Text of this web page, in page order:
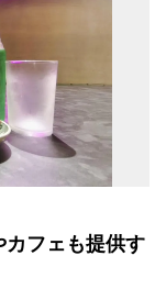
フェも提供す